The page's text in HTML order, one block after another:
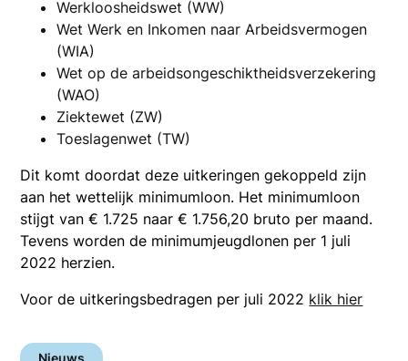
Werkloosheidswet (WW)
Wet Werk en Inkomen naar Arbeidsvermogen
(WIA)
Wet op de arbeidsongeschiktheidsverzekering
(WAO)
Ziektewet (ZW)
Toeslagenwet (TW)
Dit komt doordat deze uitkeringen gekoppeld zijn
aan het wettelijk minimumloon. Het minimumloon
stijgt van € 1.725 naar € 1.756,20 bruto per maand.
Tevens worden de minimumjeugdlonen per 1 juli
2022 herzien.
Voor de uitkeringsbedragen per juli 2022 klik hier
Nieuws